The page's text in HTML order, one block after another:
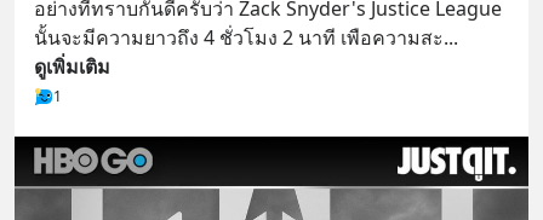
อย่างที่ทราบกันดีครับว่า Zack Snyder's Justice League
นั้นจะมีความยาวถึง 4 ชั่วโมง 2 นาที เพือความสะ...
ดูเพิ่มเติม
1